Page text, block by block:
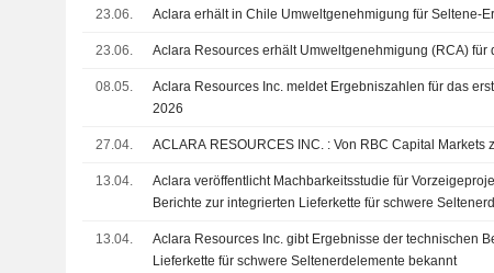
23.06. Aclara erhält in Chile Umweltgenehmigung für Seltene-
23.06. Aclara Resources erhält Umweltgenehmigung (RCA) für
08.05.
Aclara Resources Inc. meldet Ergebniszahlen für das
2026
27.04. ACLARA RESOURCES INC. : Von RBC
13.04.
Aclara veröffentlicht Machbarkeitsstudie für
Berichte zur integrierten Lieferkette für schwere
13.04.
Aclara Resources Inc. gibt Ergebnisse der technischen
Lieferkette für schwere Seltenerdelemente bekannt